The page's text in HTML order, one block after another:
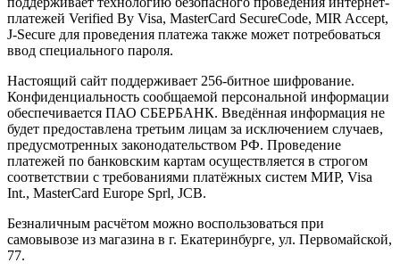
платежей Verified By Visa, MasterCard SecureCode, MIR Accept,
J-Secure для проведения платежа также может потребоваться
ввод специального пароля.
Настоящий сайт поддерживает 256-битное шифрование.
Конфиденциальность сообщаемой персональной информации
обеспечивается ПАО СБЕРБАНК. Введённая информация не
будет предоставлена третьим лицам за исключением случаев,
предусмотренных законодательством РФ. Проведение
платежей по банковским картам осуществляется в строгом
соответствии с требованиями платёжных систем МИР, Visa
Int., MasterCard Europe Sprl, JCB.
Безналичным расчётом можно воспользоваться при
самовывозе из магазина в г. Екатеринбурге, ул. Первомайской,
77.